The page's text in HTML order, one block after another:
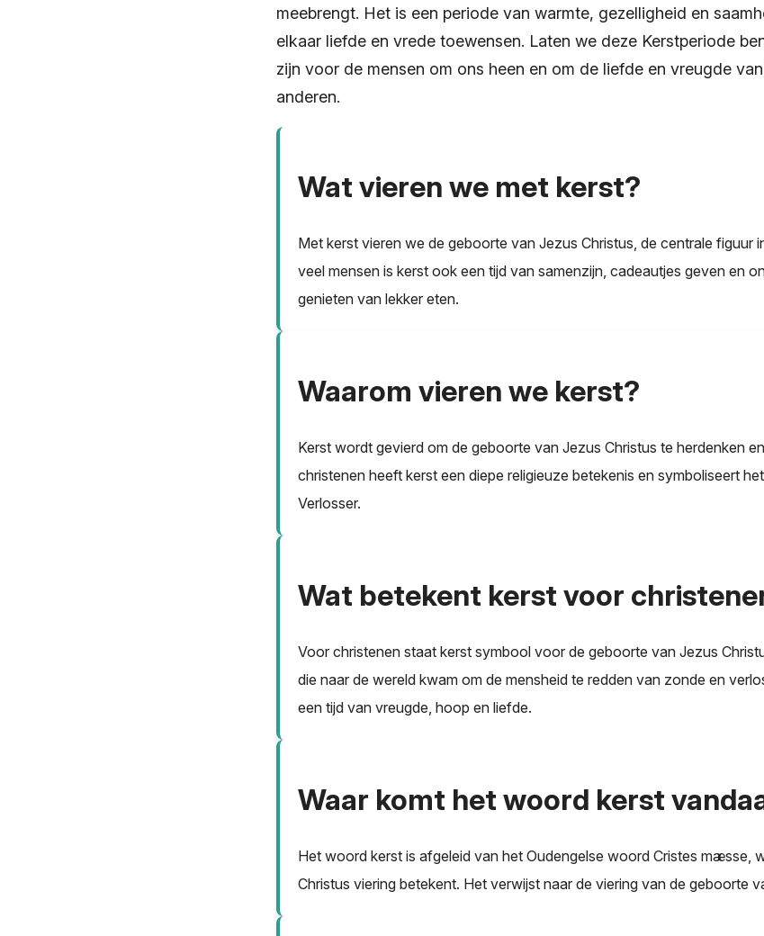
meebrengt. Het is een periode van warmte, gezelligheid en
elkaar liefde en vrede toewensen. Laten we deze Kerstperiode
zijn voor de mensen om ons heen en om de liefde en vreugde
anderen.
Wat vieren we met kerst?
Met kerst vieren we de geboorte van Jezus Christus, de centrale figuur
veel mensen is kerst ook een tijd van samenzijn, cadeautjes geven en
genieten van lekker eten.
Waarom vieren we kerst?
Kerst wordt gevierd om de geboorte van Jezus Christus te herdenken
christenen heeft kerst een diepe religieuze betekenis en symboliseert
Verlosser.
Wat betekent kerst voor
Voor christenen staat kerst symbool voor de geboorte van Jezus
die naar de wereld kwam om de mensheid te redden van zonde en
een tijd van vreugde, hoop en liefde.
Waar komt het woord kerst
Het woord kerst is afgeleid van het Oudengelse woord Cristes mæsse,
Christus viering betekent. Het verwijst naar de viering van de geboorte